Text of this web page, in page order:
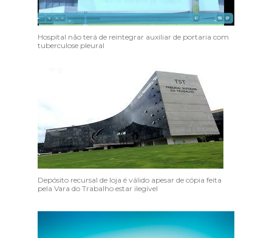
Hospital não terá de reintegrar auxiliar de portaria com
tuberculose pleural
Depósito recursal de loja é válido apesar de cópia feita
pela Vara do Trabalho estar ilegível